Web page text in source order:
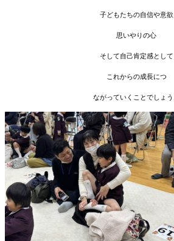
子どもたちの自信や意欲
思いやりの心
そして自己肯定感として
これからの成長につ
ながっていくことでしょう